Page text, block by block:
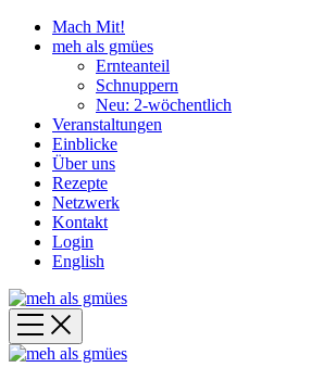
Mach Mit!
meh als gmües
Ernteanteil
Schnuppern
Neu: 2-wöchentlich
Veranstaltungen
Einblicke
Über uns
Rezepte
Netzwerk
Kontakt
Login
English